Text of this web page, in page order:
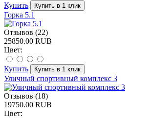
Купить
Горка 5.1
Отзывов (22)
25850.00 RUB
Цвет:
Купить
Уличный спортивный комплекс 3
Отзывов (18)
19750.00 RUB
Цвет: